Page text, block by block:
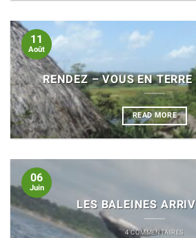
RENDEZ – VOUS EN
READ MORE
11
Août
LES BALEINES
4 COMMENTAIRES
06
Juin